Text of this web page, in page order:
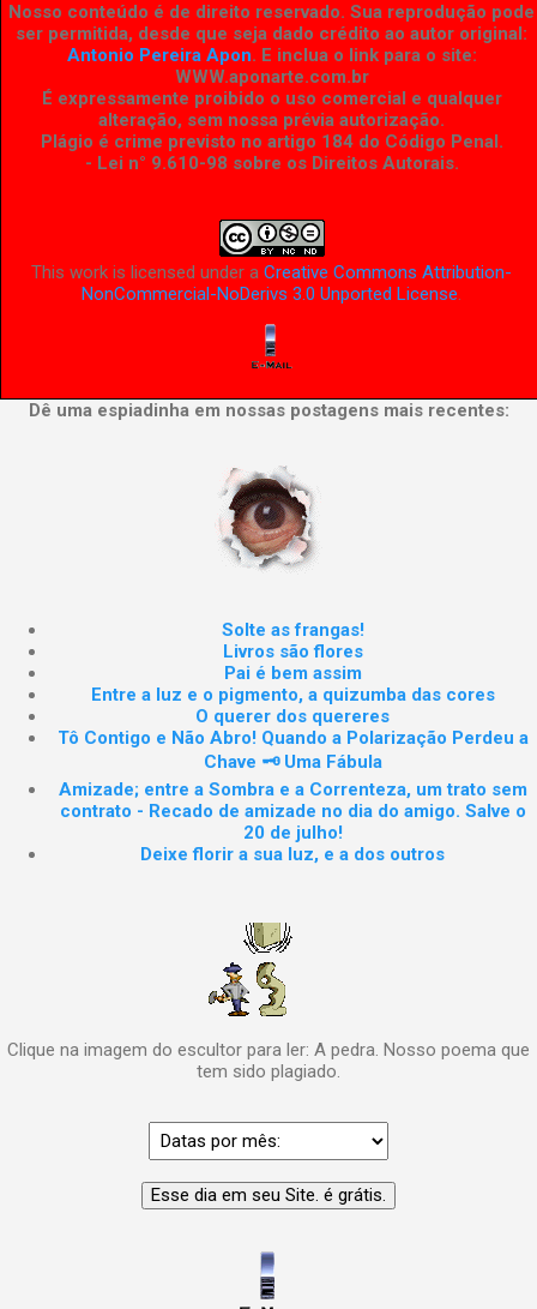
Nosso conteúdo é de direito reservado. Sua reprodução pode
ser permitida, desde que seja dado crédito ao autor original:
Antonio Pereira Apon. E inclua o link para o site:
WWW.aponarte.com.br
É expressamente proibido o uso comercial e qualquer
alteração, sem nossa prévia autorização.
Plágio é crime previsto no artigo 184 do Código Penal.
- Lei n° 9.610-98 sobre os Direitos Autorais.
This work is licensed under aCreative Commons Attribution-
NonCommercial-NoDerivs 3.0 Unported License.
Dê uma espiadinha em nossas postagens mais recentes:
Solte as frangas!
Livros são flores
Pai é bem assim
Entre a luz e o pigmento, a quizumba das cores
O querer dos quereres
Tô Contigo e Não Abro! Quando a Polarização Perdeu a
Chave 🗝️ Uma Fábula
Amizade; entre a Sombra e a Correnteza, um trato sem
contrato - Recado de amizade no dia do amigo. Salve o
20 de julho!
Deixe florir a sua luz, e a dos outros
Clique na imagem do escultor para ler: A pedra. Nosso poema que
tem sido plagiado.